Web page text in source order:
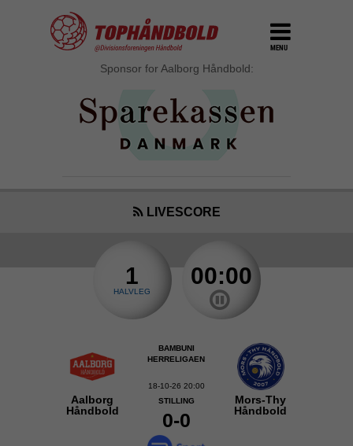
MENU
Sponsor for Aalborg Håndbold:
LIVESCORE
1
HALVLEG
00:00
Aalborg
Håndbold
BAMBUNI
HERRELIGAEN
18-10-26 20:00
STILLING
0-0
Mors-Thy
Håndbold